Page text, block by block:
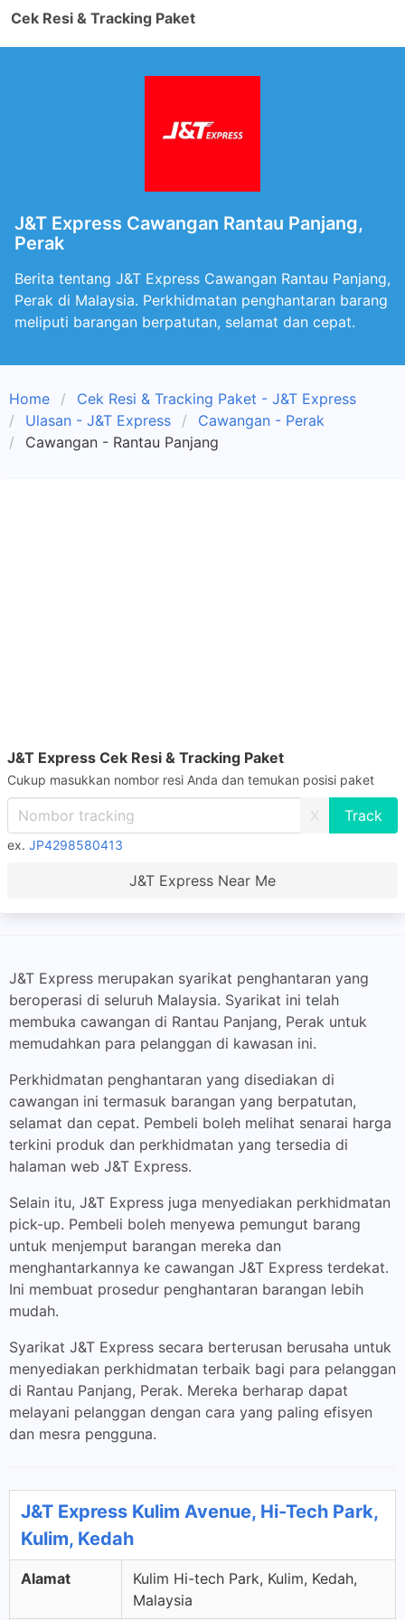
Cek Resi & Tracking Paket
J&T Express Cawangan Rantau Panjang,
Perak
Berita tentang J&T Express Cawangan Rantau Panjang,
Perak di Malaysia. Perkhidmatan penghantaran barang
meliputi barangan berpatutan, selamat dan cepat.
Home
Cek Resi & Tracking Paket - J&T Express
Ulasan - J&T Express
Cawangan - Perak
Cawangan - Rantau Panjang
J&T Express Cek Resi & Tracking Paket
Cukup masukkan nombor resi Anda dan temukan posisi paket
X
ex. JP4298580413
J&T Express Near Me
J&T Express merupakan syarikat penghantaran yang
beroperasi di seluruh Malaysia. Syarikat ini telah
membuka cawangan di Rantau Panjang, Perak untuk
memudahkan para pelanggan di kawasan ini.
Perkhidmatan penghantaran yang disediakan di
cawangan ini termasuk barangan yang berpatutan,
selamat dan cepat. Pembeli boleh melihat senarai harga
terkini produk dan perkhidmatan yang tersedia di
halaman web J&T Express.
Selain itu, J&T Express juga menyediakan perkhidmatan
pick-up. Pembeli boleh menyewa pemungut barang
untuk menjemput barangan mereka dan
menghantarkannya ke cawangan J&T Express terdekat.
Ini membuat prosedur penghantaran barangan lebih
mudah.
Syarikat J&T Express secara berterusan berusaha untuk
menyediakan perkhidmatan terbaik bagi para pelanggan
di Rantau Panjang, Perak. Mereka berharap dapat
melayani pelanggan dengan cara yang paling efisyen
dan mesra pengguna.
J&T Express Kulim Avenue, Hi-Tech Park,
Kulim, Kedah
Alamat
Kulim Hi-tech Park, Kulim, Kedah,
Malaysia